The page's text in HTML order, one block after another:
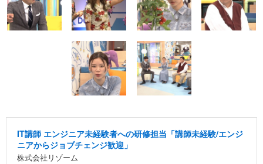
IT講師 エンジニア未経験者への研修担当「講師未経験/エンジ
ニアからジョブチェンジ歓迎」
株式会社リゾーム